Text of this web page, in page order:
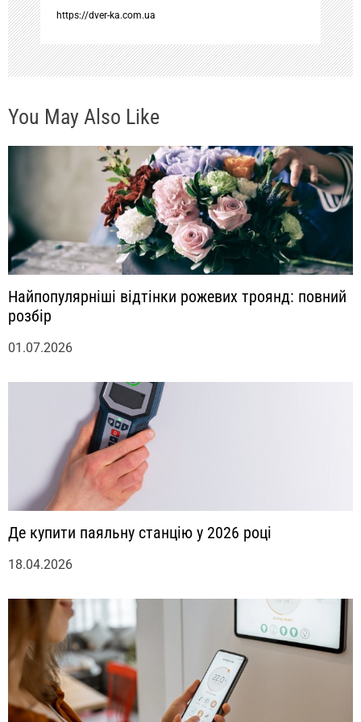
п
и
с
я
https://dver-ka.com.ua
You May Also Like
Найпопулярніші відтінки рожевих троянд: повний
розбір
01.07.2026
Де купити паяльну станцію у 2026 році
18.04.2026